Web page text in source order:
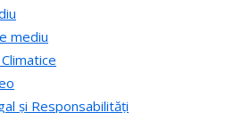
mediu
și Responsabilități